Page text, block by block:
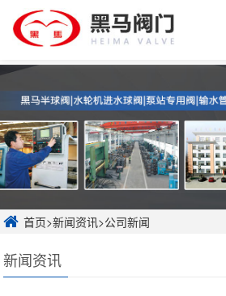
首页>新闻资讯>公司新闻
新闻资讯